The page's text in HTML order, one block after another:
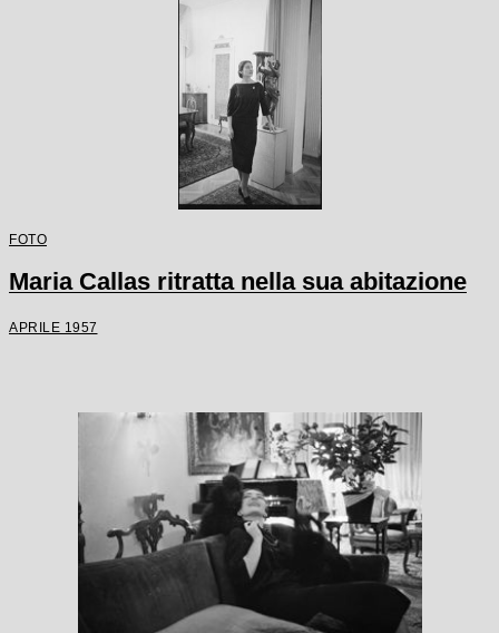
FOTO
Maria Callas ritratta nella sua abitazione
APRILE 1957